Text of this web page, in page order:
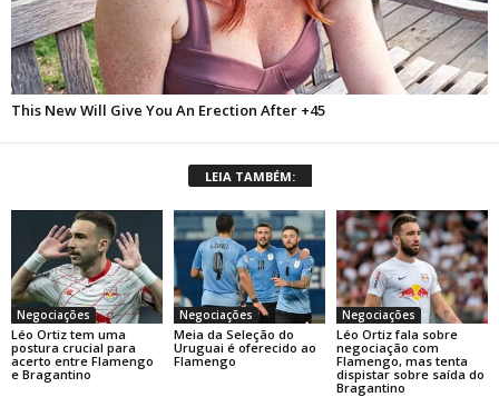
LEIA TAMBÉM:
Negociações
Léo Ortiz tem uma
postura crucial para
acerto entre Flamengo
e Bragantino
Negociações
Meia da Seleção do
Uruguai é oferecido ao
Flamengo
Negociações
Léo Ortiz fala sobre
negociação com
Flamengo, mas tenta
dispistar sobre saída do
Bragantino